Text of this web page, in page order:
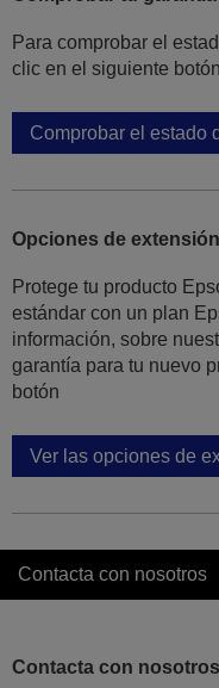
Para comprobar el
clic en el siguiente botón
Comprobar el estado
Opciones de
Protege tu producto
estándar con un plan
información, sobre
garantía para tu nuevo
botón
Ver las opciones de
Contacta con nosotros
Contacta con nosotros